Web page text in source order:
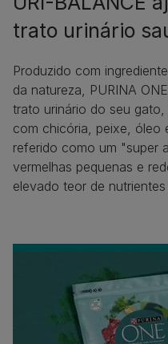
trato urinário
Produzido com
da natureza, PURINA
trato urinário do seu
com chicória, peixe, óleo
referido como um "super
vermelhas pequenas e
elevado teor de